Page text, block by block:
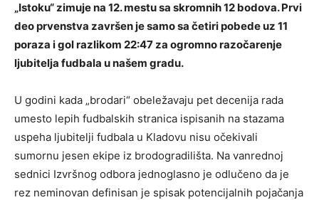
„Istoku“ zimuje na 12. mestu sa skromnih 12 bodova. Prvi
deo prvenstva završen je samo sa četiri pobede uz 11
poraza i gol razlikom 22:47 za ogromno razočarenje
ljubitelja fudbala u našem gradu.
U godini kada „brodari“ obeležavaju pet decenija rada
umesto lepih fudbalskih stranica ispisanih na stazama
uspeha ljubitelji fudbala u Kladovu nisu očekivali
sumornu jesen ekipe iz brodogradilišta. Na vanrednoj
sednici Izvršnog odbora jednoglasno je odlučeno da je
rez neminovan definisan je spisak potencijalnih pojačanja